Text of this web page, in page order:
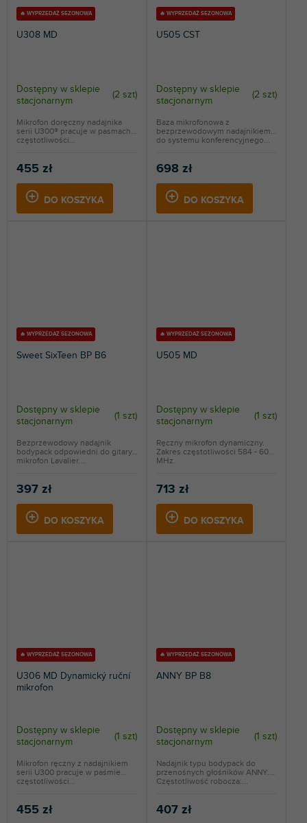
🔥 WYPRZEDAŻ SEZONOWA
U308 MD
Dostępny w sklepie
stacjonarnym
(2 szt)
455 zł
DO KOSZYKA
Mikrofon doręczny nadajnika
serii U300® pracuje w pasmach
częstotliwości...
🔥 WYPRZEDAŻ SEZONOWA
U505 CST
Dostępny w sklepie
stacjonarnym
(2 szt)
698 zł
DO KOSZYKA
Baza mikrofonowa z
bezprzewodowym nadajnikiem
do systemu konferencyjnego...
🔥 WYPRZEDAŻ SEZONOWA
Sweet SixTeen BP B6
Dostępny w sklepie
stacjonarnym
(1 szt)
397 zł
DO KOSZYKA
Bezprzewodowy nadajnik
bodypack odpowiedni do gitary,
mikrofon Lavalier....
🔥 WYPRZEDAŻ SEZONOWA
U505 MD
Dostępny w sklepie
stacjonarnym
(1 szt)
713 zł
DO KOSZYKA
Ręczny mikrofon dynamiczny.
Zakres częstotliwości 584 - 608
MHz.
🔥 WYPRZEDAŻ SEZONOWA
U306 MD Dynamický ruční
mikrofon
Dostępny w sklepie
stacjonarnym
(1 szt)
455 zł
Mikrofon ręczny z nadajnikiem
serii U300 pracuje w paśmie
częstotliwości...
🔥 WYPRZEDAŻ SEZONOWA
ANNY BP B8
Dostępny w sklepie
stacjonarnym
(1 szt)
407 zł
Nadajnik typu bodypack do
przenośnych głośników ANNY.
Częstotliwość robocza:...